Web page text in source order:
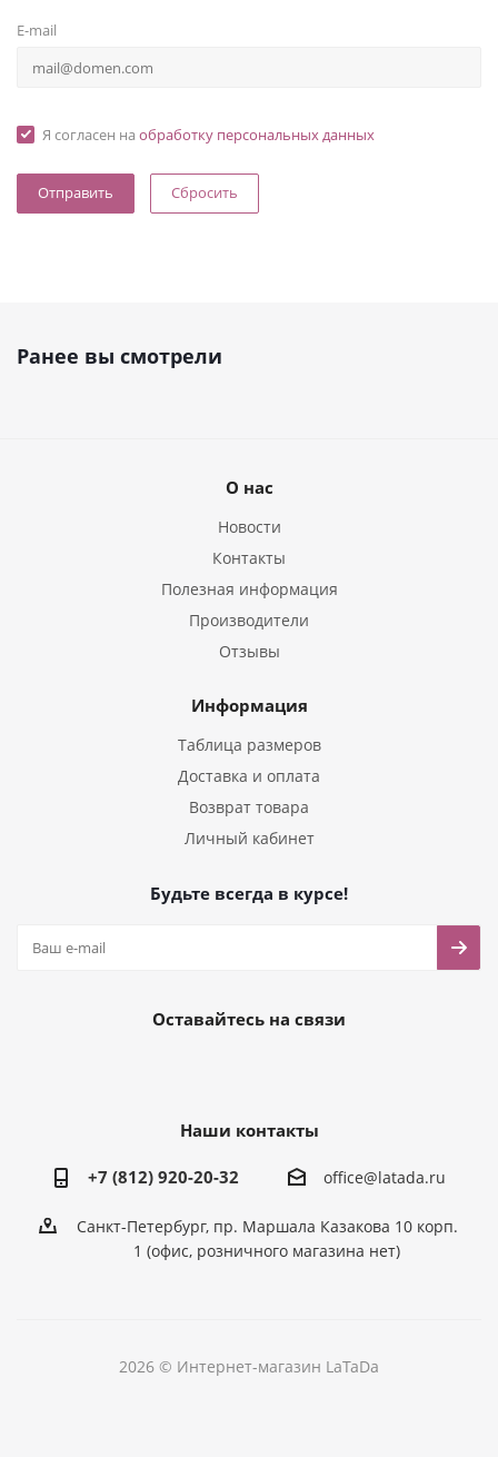
E-mail
Я согласен на обработку персональных данных
Сбросить
Ранее вы смотрели
О нас
Новости
Контакты
Полезная информация
Производители
Отзывы
Информация
Таблица размеров
Доставка и оплата
Возврат товара
Личный кабинет
Будьте всегда в курсе!
Оставайтесь на связи
Наши контакты
+7 (812) 920-20-32 office@latada.ru
Санкт-Петербург, пр. Маршала Казакова 10 корп.
1 (офис, розничного магазина нет)
2026 © Интернет-магазин LaTaDa